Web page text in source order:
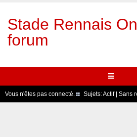
Stade Rennais
forum
Vous n'êtes pas connecté. Sujets:Actif| Sans